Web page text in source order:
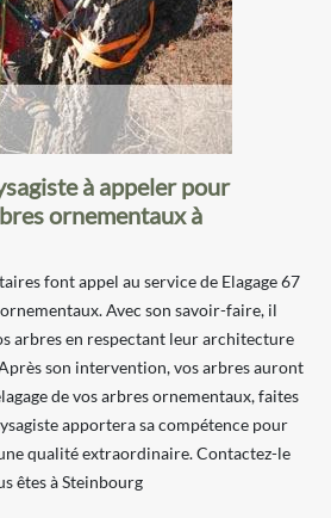
à appeler pour
ornementaux à
font appel au service de Elagage 67
Avec son savoir-faire, il
arbres en respectant leur architecture
son intervention, vos arbres auront
de vos arbres ornementaux, faites
apportera sa compétence pour
qualité extraordinaire. Contactez-le
êtes à Steinbourg